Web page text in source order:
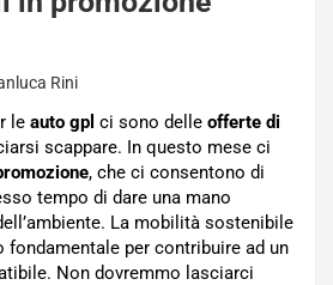
Rini
le auto gpl ci sono delle offerte di
scappare. In questo mese ci
, che ci consentono di
tempo di dare una mano
La mobilità sostenibile
fondamentale per contribuire ad un
Non dovremmo lasciarci